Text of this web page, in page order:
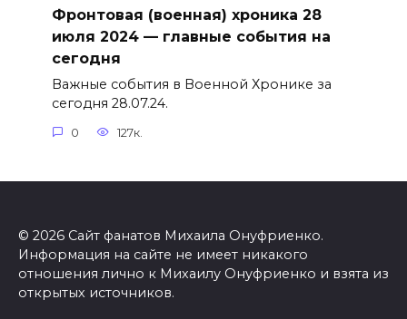
Фронтовая (военная) хроника 28
июля 2024 — главные события на
сегодня
Важные события в Военной Хронике за
сегодня 28.07.24.
0 127к.
© 2026 Сайт фанатов Михаила Онуфриенко.
Информация на сайте не имеет никакого
отношения лично к Михаилу Онуфриенко и взята из
открытых источников.